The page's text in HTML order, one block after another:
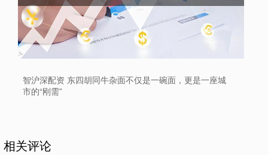
智沪深配资 东四胡同牛杂面不仅是一碗面，更是一座城
市的“刚需”
相关评论